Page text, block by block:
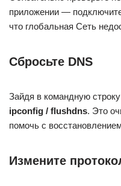
приложении —
что глобальная Сеть
Сбросьте DNS
Зайдя в командную
ipconfig / flushdns. Это
помочь с
Измените